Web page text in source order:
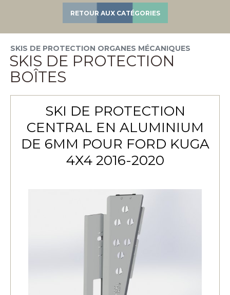
RETOUR AUX CATÉGORIES
SKIS DE PROTECTION ORGANES MÉCANIQUES
SKIS DE PROTECTION
BOÎTES
SKI DE PROTECTION
CENTRAL EN ALUMINIUM
DE 6MM POUR FORD KUGA
4X4 2016-2020